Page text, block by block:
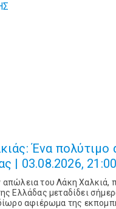
Ένα
| 03.08.2026, 21:00
του Λάκη Χαλκιά,
Ελλάδας μεταδίδει
αφιέρωμα της